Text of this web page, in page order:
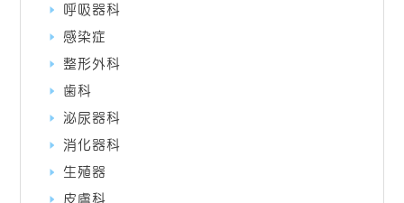
呼吸器科
感染症
整形外科
歯科
泌尿器科
消化器科
生殖器
皮膚科